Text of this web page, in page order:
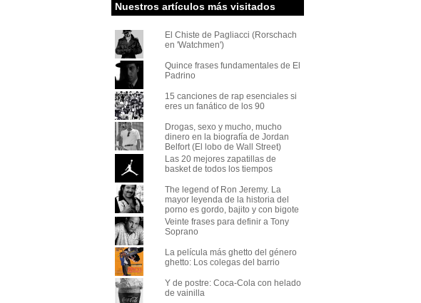
Nuestros artículos más visitados
El Chiste de Pagliacci (Rorschach
en 'Watchmen')
Quince frases fundamentales de El
Padrino
15 canciones de rap esenciales si
eres un fanático de los 90
Drogas, sexo y mucho, mucho
dinero en la biografía de Jordan
Belfort (El lobo de Wall Street)
Las 20 mejores zapatillas de
basket de todos los tiempos
The legend of Ron Jeremy. La
mayor leyenda de la historia del
porno es gordo, bajito y con bigote
Veinte frases para definir a Tony
Soprano
La película más ghetto del género
ghetto: Los colegas del barrio
Y de postre: Coca-Cola con helado
de vainilla